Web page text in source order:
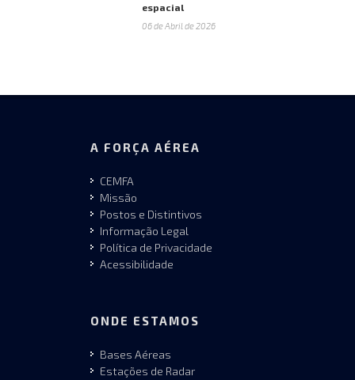
espacial
06 de Abril de 2026
A FORÇA AÉREA
CEMFA
Missão
Postos e Distintivos
Informação Legal
Política de Privacidade
Acessibilidade
ONDE ESTAMOS
Bases Aéreas
Estações de Radar